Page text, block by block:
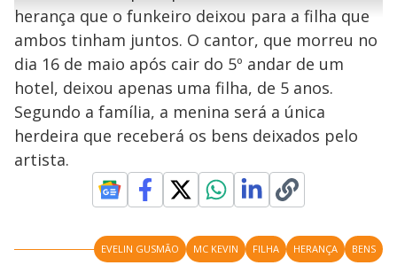
a
y
V
i
d
n
d
s
u
n
o
s
M
u
d
o
herança que o funkeiro deixou para a filha que
ambos tinham juntos. O cantor, que morreu no
dia 16 de maio após cair do 5º andar de um
hotel, deixou apenas uma filha, de 5 anos.
Segundo a família, a menina será a única
herdeira que receberá os bens deixados pelo
artista.
EVELIN GUSMÃO MC KEVIN FILHA HERANÇA BENS